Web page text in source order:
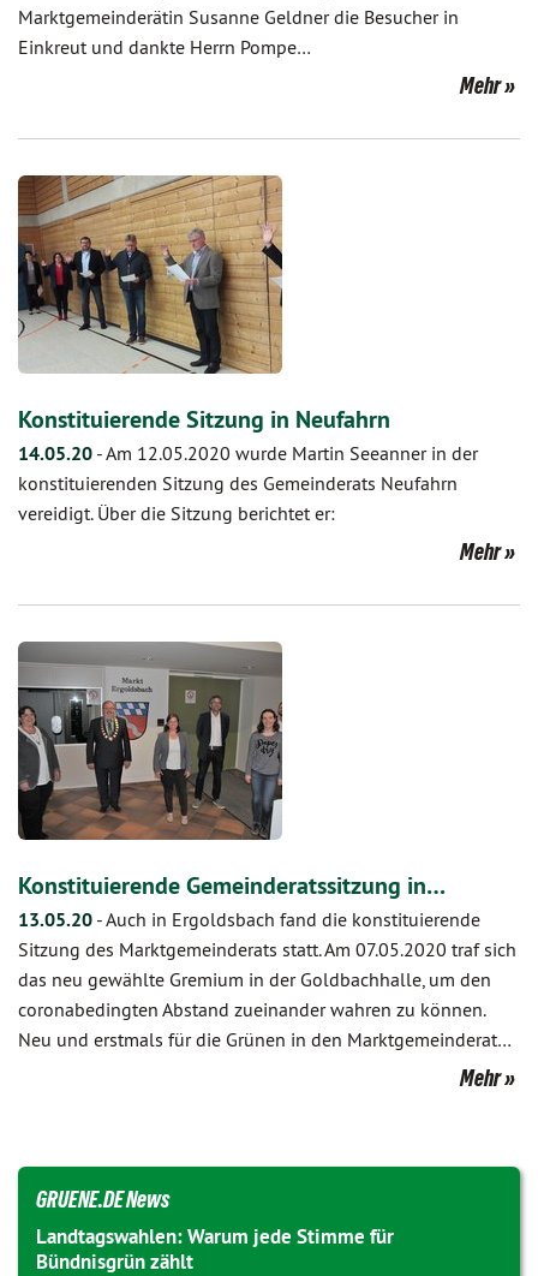
Marktgemeinderätin Susanne Geldner die Besucher in
Einkreut und dankte Herrn Pompe…
Mehr
Konstituierende Sitzung in Neufahrn
14.05.20 -Am 12.05.2020 wurde Martin Seeanner in der
konstituierenden Sitzung des Gemeinderats Neufahrn
vereidigt. Über die Sitzung berichtet er:
Mehr
Konstituierende Gemeinderatssitzung in…
13.05.20 -Auch in Ergoldsbach fand die konstituierende
Sitzung des Marktgemeinderats statt. Am 07.05.2020 traf sich
das neu gewählte Gremium in der Goldbachhalle, um den
coronabedingten Abstand zueinander wahren zu können.
Neu und erstmals für die Grünen in den Marktgemeinderat…
Mehr
GRUENE.DE News
Landtagswahlen: Warum jede Stimme für
Bündnisgrün zählt